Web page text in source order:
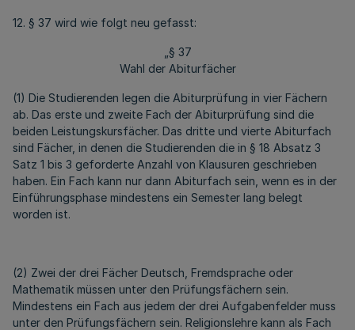
12. § 37 wird wie folgt neu gefasst:
„§ 37
Wahl der Abiturfächer
(1) Die Studierenden legen die Abiturprüfung in vier Fächern
ab. Das erste und zweite Fach der Abiturprüfung sind die
beiden Leistungskursfächer. Das dritte und vierte Abiturfach
sind Fächer, in denen die Studierenden die in § 18 Absatz 3
Satz 1 bis 3 geforderte Anzahl von Klausuren geschrieben
haben. Ein Fach kann nur dann Abiturfach sein, wenn es in der
Einführungsphase mindestens ein Semester lang belegt
worden ist.
(2) Zwei der drei Fächer Deutsch, Fremdsprache oder
Mathematik müssen unter den Prüfungsfächern sein.
Mindestens ein Fach aus jedem der drei Aufgabenfelder muss
unter den Prüfungsfächern sein. Religionslehre kann als Fach